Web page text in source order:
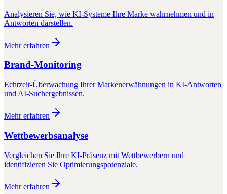
Analysieren Sie, wie KI-Systeme Ihre Marke wahrnehmen und in
Antworten darstellen.
Mehr erfahren
Brand-Monitoring
Echtzeit-Überwachung Ihrer Markenerwähnungen in KI-Antworten
und AI-Suchergebnissen.
Mehr erfahren
Wettbewerbsanalyse
Vergleichen Sie Ihre KI-Präsenz mit Wettbewerbern und
identifizieren Sie Optimierungspotenziale.
Mehr erfahren